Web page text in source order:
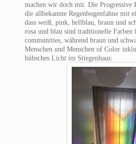
machen wir doch mit. Die Progressive
die allbekannte Regenbogenfahne mit
dass weiß, pink, hellblau, braun und
rosa und blau sind traditionelle
communities, während braun und
Menschen und Menschen of Color
hübsches Licht im Stiegenhaus: